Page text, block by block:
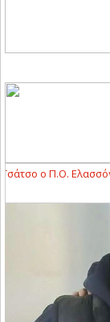
ο Π.Ο. Ελασσόνας